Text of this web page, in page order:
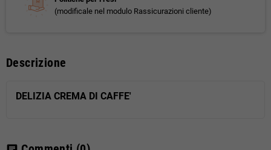
(modificale nel modulo Rassicurazioni cliente)
Descrizione
DELIZIA CREMA DI CAFFE'